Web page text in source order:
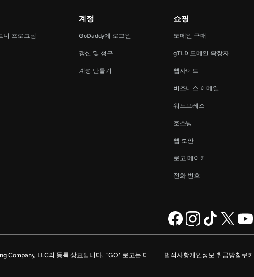
너 프로그램
계정
GoDaddy에 로그인
갱신 및 청구
계정 만들기
쇼핑
도메인 구매
gTLD 도메인 확장자
웹사이트
비즈니스 이메일
워드프레스
호스팅
웹 보안
로고 메이커
전화 번호
법적사항개인정보 취급방침 쿠키
Company, LLC의 등록 상표입니다. “GO” 로고는 미